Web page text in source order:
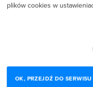
Bardzo dobry kurs,
6 stycznia 2026
plików cookies w
OK, PRZEJDŹ DO SERWISU